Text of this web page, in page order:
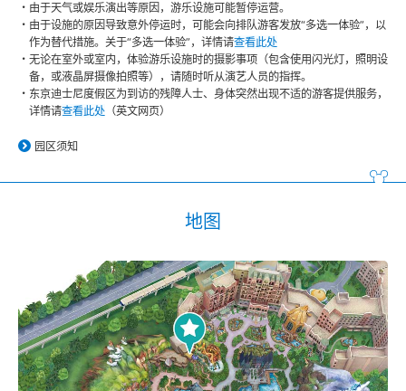
由于天气或娱乐演出等原因，游乐设施可能暂停运营。
由于设施的原因导致意外停运时，可能会向排队游客发放“多选一体验”，以
作为替代措施。关于“多选一体验”，详情请查看此处
无论在室外或室内，体验游乐设施时的摄影事项（包含使用闪光灯，照明设
备，或液晶屏摄像拍照等），请随时听从演艺人员的指挥。
东京迪士尼度假区为到访的残障人士、身体突然出现不适的游客提供服务，
详情请查看此处 （英文网页）
园区须知
地图